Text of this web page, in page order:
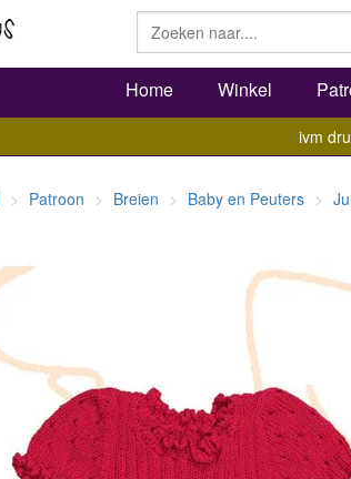
Home Winkel
ivm
Patroon Breien Baby en Peuters